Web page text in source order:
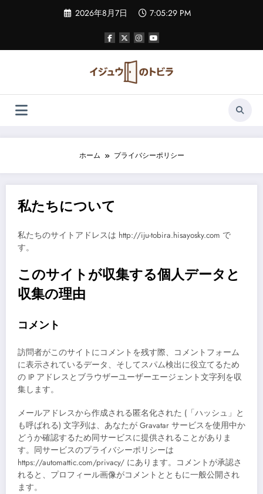
ツ
ッ
2026年8月7日 7:05:29 PM
ホーム プライバシーポリシー
私たちについて
私たちのサイトアドレスは http://iju-tobira.hisayosky.com で
す。
このサイトが収集する個人データと
収集の理由
コメント
訪問者がこのサイトにコメントを残す際、コメントフォーム
に表示されているデータ、そしてスパム検出に役立てるため
の IP アドレスとブラウザーユーザーエージェント文字列を収
集します。
メールアドレスから作成される匿名化された (「ハッシュ」と
も呼ばれる) 文字列は、あなたが Gravatar サービスを使用中か
どうか確認するため同サービスに提供されることがありま
す。同サービスのプライバシーポリシーは
https://automattic.com/privacy/ にあります。コメントが承認さ
れると、プロフィール画像がコメントとともに一般公開され
ます。